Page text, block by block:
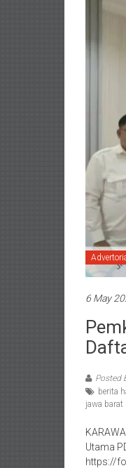
6 May
Posted
berita
jawa barat
Utama
https://